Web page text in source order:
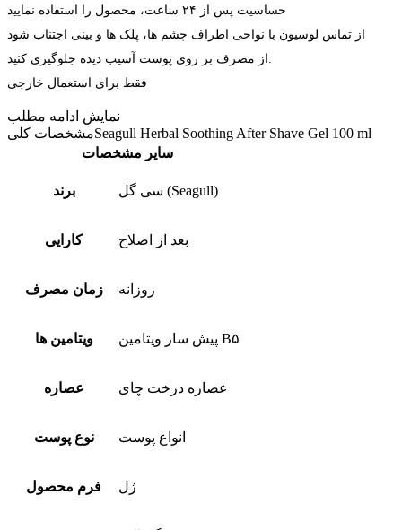
حساسیت پس از ۲۴ ساعت، محصول را استفاده نمایید
از تماس لوسیون با نواحی اطراف چشم ها، پلک ها و بینی اجتناب شود
از مصرف بر روی پوست آسیب دیده جلوگیری کنید.
فقط برای استعمال خارجی
نمایش ادامه مطلب
مشخصات کلیSeagull Herbal Soothing After Shave Gel 100 ml
سایر مشخصات
برند سی گل (Seagull)
کارایی بعد از اصلاح
زمان مصرف روزانه
ویتامین ها پیش ساز ویتامین B۵
عصاره عصاره درخت چای
نوع پوست انواع پوست
فرم محصول ژل